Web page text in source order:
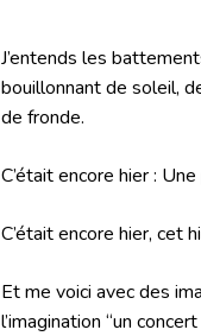
J’entends les
bouillonnant de soleil,
de fronde.
C’était encore hier :
C’était encore hier, cet
Et me voici avec des
l’imagination “un